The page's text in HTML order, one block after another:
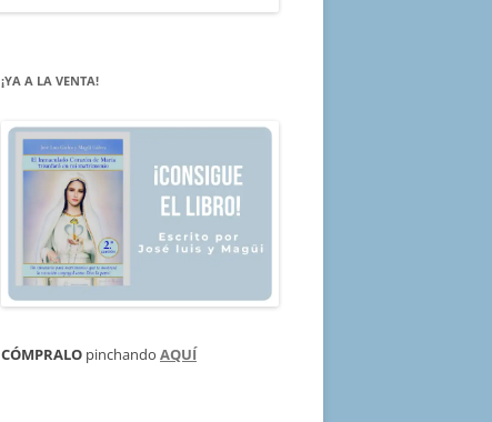
¡YA A LA VENTA!
CÓMPRALO pinchando AQUÍ